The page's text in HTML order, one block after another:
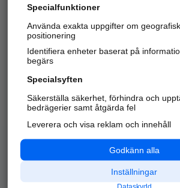
Kom igång och
Alla kategorier
Populära
API & Kartor
Annonsera
Integritet
Specialfunktioner
Använda exakta uppgifter om geografisk
positionering
Identifiera enheter baserat på
begärs
Specialsyften
Säkerställa säkerhet, förhindra och
bedrägerier samt åtgärda fel
Leverera och visa reklam och innehåll
Godkänn alla
Inställningar
Dataskydd